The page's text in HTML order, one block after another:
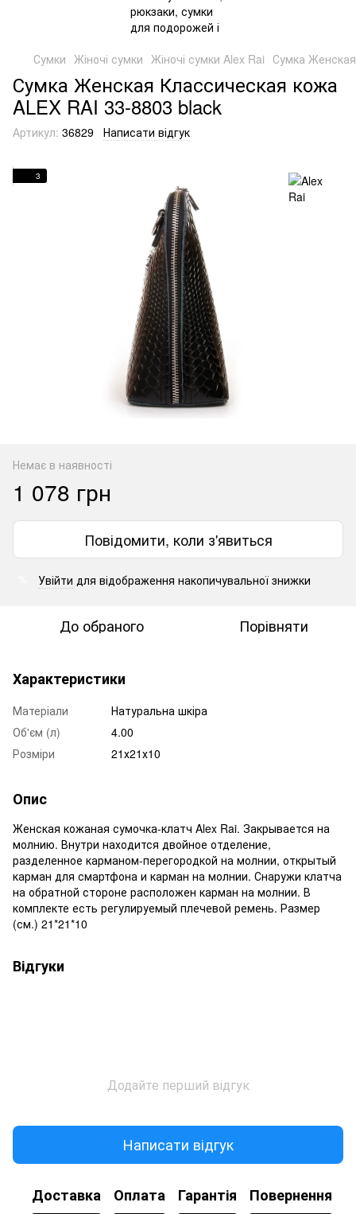
Сумки Жіночі сумки Жіночі сумки Alex Rai Сумка
Сумка Женская Классическая кожа
ALEX RAI 33-8803 black
Артикул: 36829 Написати відгук
3
Немає в наявності
1 078 грн
Повідомити, коли з'явиться
Увійти для відображення накопичувальної знижки
До обраного Порівняти
Характеристики
Матеріали
Натуральна шкіра
Об'єм (л)
4.00
Розміри
21х21х10
Опис
Женская кожаная сумочка-клатч Alex Rai. Закрывается на
молнию. Внутри находится двойное отделение,
разделенное карманом-перегородкой на молнии, открытый
карман для смартфона и карман на молнии. Снаружи клатча
на обратной стороне расположен карман на молнии. В
комплекте есть регулируемый плечевой ремень. Размер
(см.) 21*21*10
Відгуки
Додайте перший відгук
Написати відгук
Доставка Оплата Гарантія Повернення